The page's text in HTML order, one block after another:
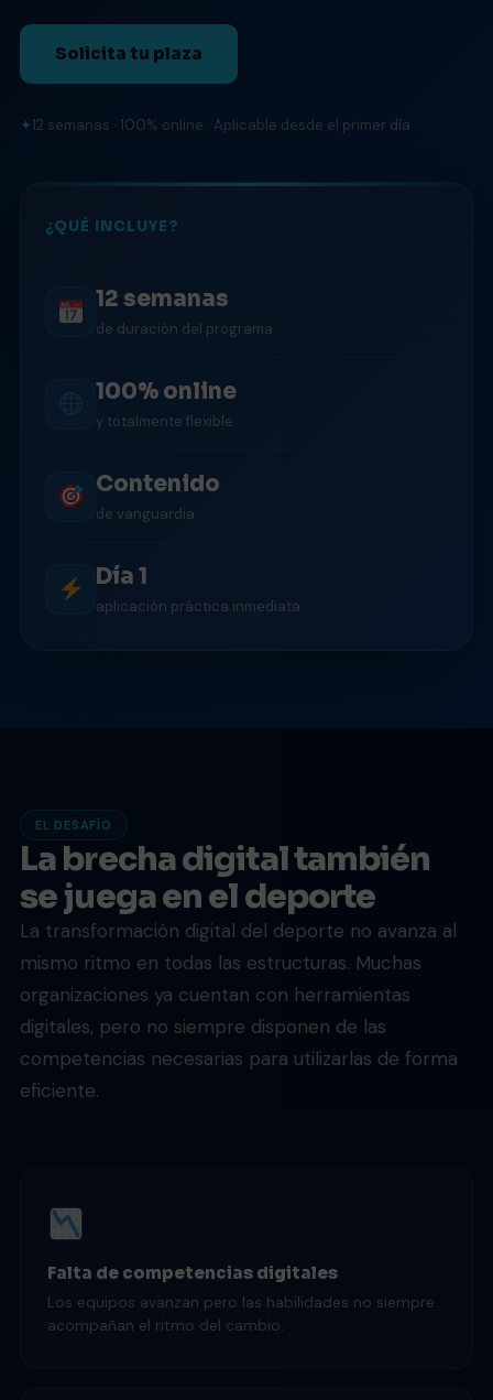
Solicita tu plaza
12 semanas · 100% online · Aplicable desde el primer día
¿QUÉ INCLUYE?
12 semanas
de duración del programa
100% online
y totalmente flexible
Contenido
de vanguardia
Día 1
aplicación práctica inmediata
EL DESAFÍO
La brecha digital también
se juega en el deporte
La transformación digital del deporte no avanza al
mismo ritmo en todas las estructuras. Muchas
organizaciones ya cuentan con herramientas
digitales, pero no siempre disponen de las
competencias necesarias para utilizarlas de forma
eficiente.
Falta de competencias digitales
Los equipos avanzan pero las habilidades no siempre
acompañan el ritmo del cambio.